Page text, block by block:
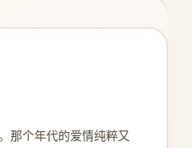
那个年代的爱情纯粹又